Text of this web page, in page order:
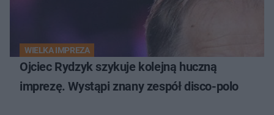
WIELKA IMPREZA
Ojciec Rydzyk szykuje kolejną huczną
imprezę. Wystąpi znany zespół disco-polo